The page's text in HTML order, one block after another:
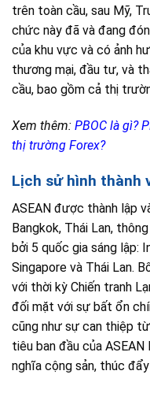
trên toàn cầu, sau Mỹ,
chức này đã và đang
của khu vực và có ảnh
thương mại, đầu tư, và
cầu, bao gồm cả thị
Xem thêm: PBOC là gì?
thị trường Forex?
Lịch sử hình thành
ASEAN được thành lập
Bangkok, Thái Lan,
bởi 5 quốc gia sáng lập:
Singapore và Thái Lan.
với thời kỳ Chiến tranh
đối mặt với sự bất ổn
cũng như sự can thiệp
tiêu ban đầu của
nghĩa cộng sản, thúc